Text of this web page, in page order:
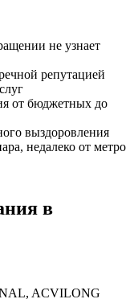
не узнает
репутацией
от бюджетных до
выздоровления
недалеко от метро
в
ACVILONG